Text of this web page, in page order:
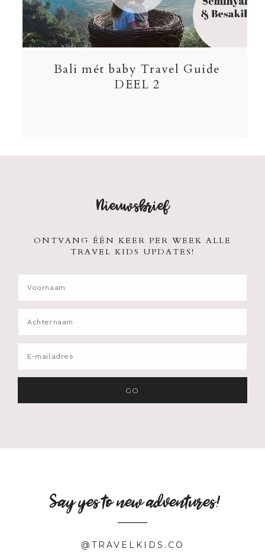
Bali mét baby Travel Guide
DEEL 2
Nieuwsbrief
ONTVANG ÉÉN KEER PER WEEK ALLE
TRAVEL KIDS UPDATES!
Say yes to new adventures!
@TRAVELKIDS.CO